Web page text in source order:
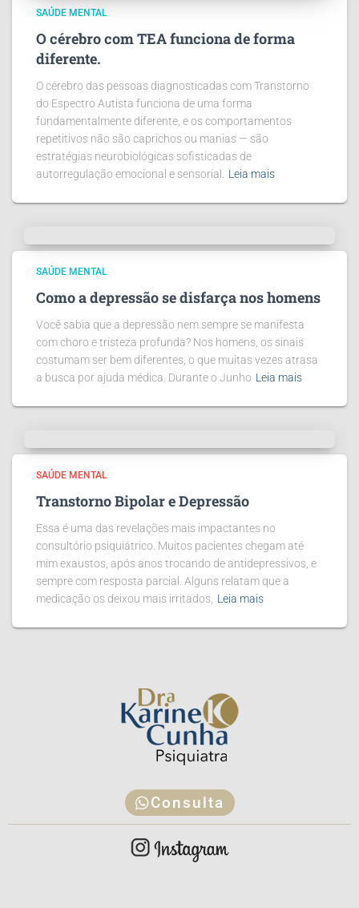
SAÚDE MENTAL
O cérebro com TEA funciona de forma
diferente.
O cérebro das pessoas diagnosticadas com Transtorno
do Espectro Autista funciona de uma forma
fundamentalmente diferente, e os comportamentos
repetitivos não são caprichos ou manias — são
estratégias neurobiológicas sofisticadas de
autorregulação emocional e sensorial.
Leia mais
SAÚDE MENTAL
Como a depressão se disfarça nos homens
Você sabia que a depressão nem sempre se manifesta
com choro e tristeza profunda? Nos homens, os sinais
costumam ser bem diferentes, o que muitas vezes atrasa
a busca por ajuda médica. Durante o Junho Leia mais
SAÚDE MENTAL
Transtorno Bipolar e Depressão
Essa é uma das revelações mais impactantes no
consultório psiquiátrico. Muitos pacientes chegam até
mim exaustos, após anos trocando de antidepressivos, e
sempre com resposta parcial. Alguns relatam que a
medicação os deixou mais irritados, Leia mais
Consulta